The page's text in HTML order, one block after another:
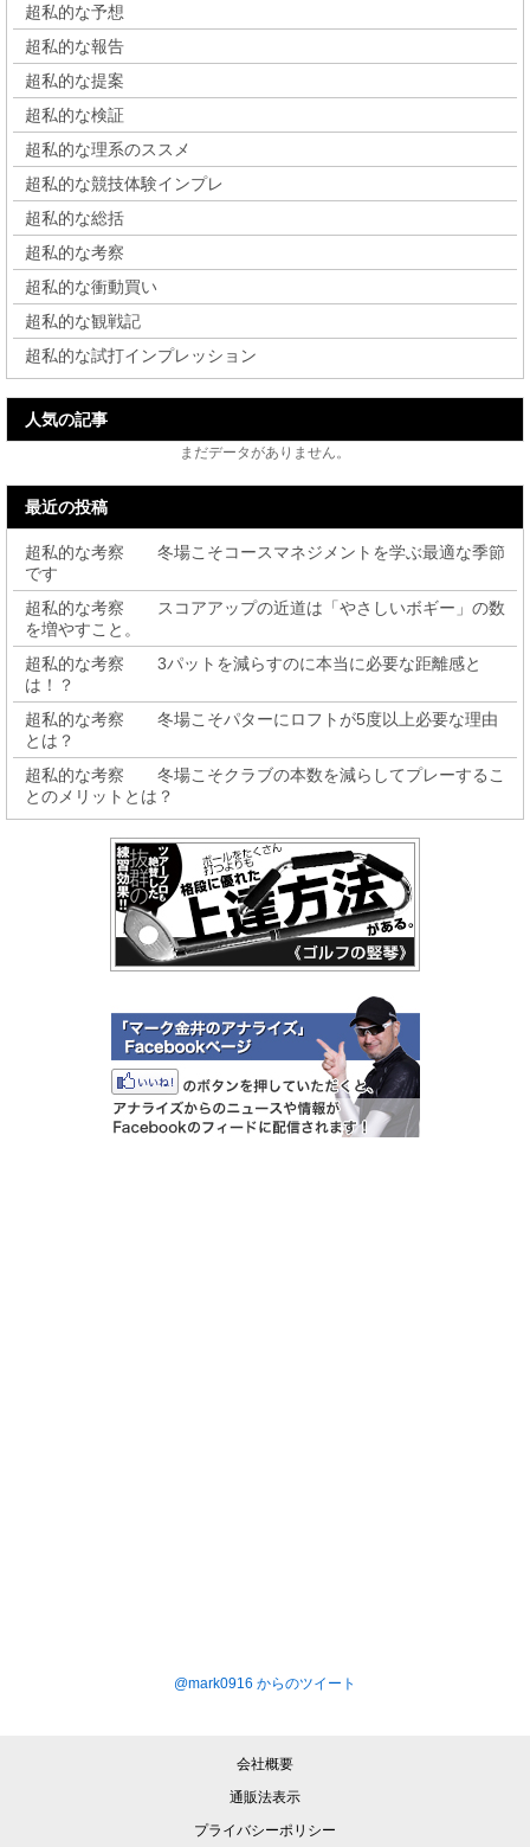
超私的な予想
超私的な報告
超私的な提案
超私的な検証
超私的な理系のススメ
超私的な競技体験インプレ
超私的な総括
超私的な考察
超私的な衝動買い
超私的な観戦記
超私的な試打インプレッション
人気の記事
まだデータがありません。
最近の投稿
超私的な考察 冬場こそコースマネジメントを学ぶ最適な季節
です
超私的な考察 スコアアップの近道は「やさしいボギー」の数
を増やすこと。
超私的な考察 3パットを減らすのに本当に必要な距離感と
は！？
超私的な考察 冬場こそパターにロフトが5度以上必要な理由
とは？
超私的な考察 冬場こそクラブの本数を減らしてプレーするこ
とのメリットとは？
@mark0916 からのツイート
会社概要
通販法表示
プライバシーポリシー